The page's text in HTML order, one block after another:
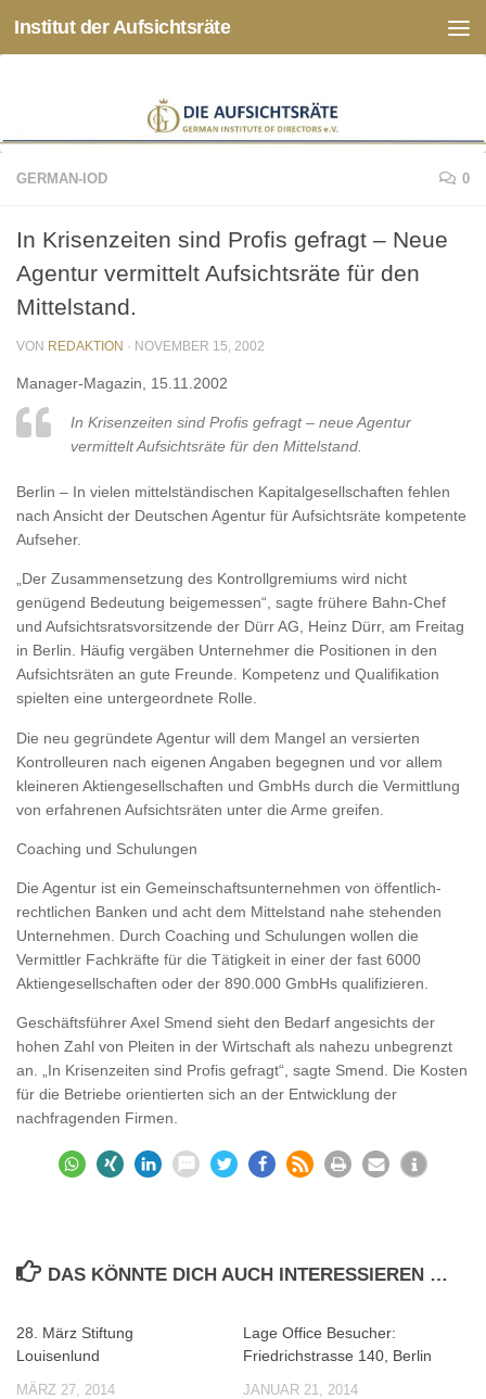
Zum Inhalt springen
Institut der Aufsichtsräte
GERMAN-IOD 0
In Krisenzeiten sind Profis gefragt – Neue
Agentur vermittelt Aufsichtsräte für den
Mittelstand.
VON REDAKTION · NOVEMBER 15, 2002
Manager-Magazin, 15.11.2002
In Krisenzeiten sind Profis gefragt – neue Agentur
vermittelt Aufsichtsräte für den Mittelstand.
Berlin – In vielen mittelständischen Kapitalgesellschaften fehlen
nach Ansicht der Deutschen Agentur für Aufsichtsräte kompetente
Aufseher.
„Der Zusammensetzung des Kontrollgremiums wird nicht
genügend Bedeutung beigemessen“, sagte frühere Bahn-Chef
und Aufsichtsratsvorsitzende der Dürr AG, Heinz Dürr, am Freitag
in Berlin. Häufig vergäben Unternehmer die Positionen in den
Aufsichtsräten an gute Freunde. Kompetenz und Qualifikation
spielten eine untergeordnete Rolle.
Die neu gegründete Agentur will dem Mangel an versierten
Kontrolleuren nach eigenen Angaben begegnen und vor allem
kleineren Aktiengesellschaften und GmbHs durch die Vermittlung
von erfahrenen Aufsichtsräten unter die Arme greifen.
Coaching und Schulungen
Die Agentur ist ein Gemeinschaftsunternehmen von öffentlich-
rechtlichen Banken und acht dem Mittelstand nahe stehenden
Unternehmen. Durch Coaching und Schulungen wollen die
Vermittler Fachkräfte für die Tätigkeit in einer der fast 6000
Aktiengesellschaften oder der 890.000 GmbHs qualifizieren.
Geschäftsführer Axel Smend sieht den Bedarf angesichts der
hohen Zahl von Pleiten in der Wirtschaft als nahezu unbegrenzt
an. „In Krisenzeiten sind Profis gefragt“, sagte Smend. Die Kosten
für die Betriebe orientierten sich an der Entwicklung der
nachfragenden Firmen.
DAS KÖNNTE DICH AUCH INTERESSIEREN …
28. März Stiftung
Louisenlund
MÄRZ 27, 2014
Lage Office Besucher:
Friedrichstrasse 140, Berlin
JANUAR 21, 2014